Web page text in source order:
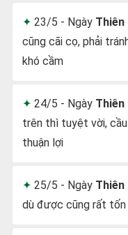
23/5 - Ngày Thiên
cũng cãi cọ, phải
khó cầm
24/5 - Ngày Thiên
trên thì tuyệt vời,
thuận lợi
25/5 - Ngày Thiên
dù được cũng rất